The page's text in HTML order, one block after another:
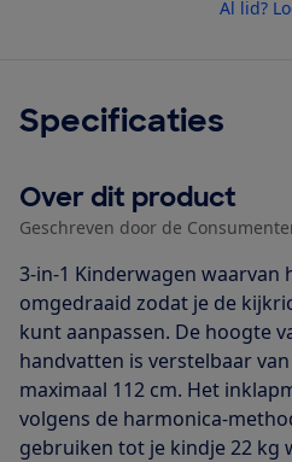
Al lid?
Specificaties
Over dit product
Geschreven door de
3-in-1 Kinderwagen waarvan
omgedraaid zodat je de
kunt aanpassen. De hoogte
handvatten is verstelbaar
maximaal 112 cm. Het
volgens de harmonica-
gebruiken tot je kindje 22 kg